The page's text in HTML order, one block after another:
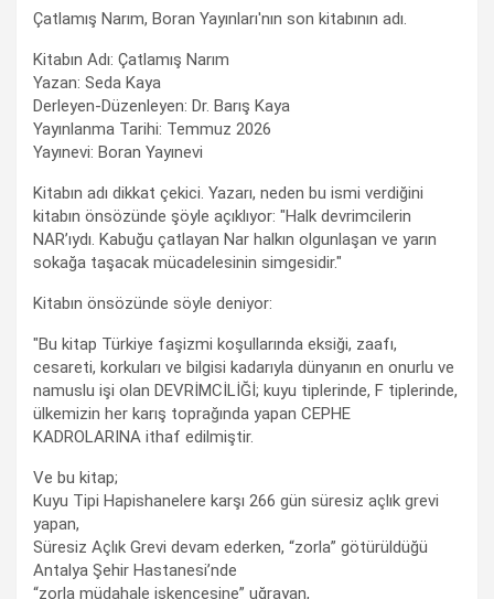
Çatlamış Narım, Boran Yayınları'nın son kitabının adı.
Kitabın Adı: Çatlamış Narım
Yazan: Seda Kaya
Derleyen-Düzenleyen: Dr. Barış Kaya
Yayınlanma Tarihi: Temmuz 2026
Yayınevi: Boran Yayınevi
Kitabın adı dikkat çekici. Yazarı, neden bu ismi verdiğini
kitabın önsözünde şöyle açıklıyor: "Halk devrimcilerin
NAR’ıydı. Kabuğu çatlayan Nar halkın olgunlaşan ve yarın
sokağa taşacak mücadelesinin simgesidir."
Kitabın önsözünde söyle deniyor:
"Bu kitap Türkiye faşizmi koşullarında eksiği, zaafı,
cesareti, korkuları ve bilgisi kadarıyla dünyanın en onurlu ve
namuslu işi olan DEVRİMCİLİĞİ; kuyu tiplerinde, F tiplerinde,
ülkemizin her karış toprağında yapan CEPHE
KADROLARINA ithaf edilmiştir.
Ve bu kitap;
Kuyu Tipi Hapishanelere karşı 266 gün süresiz açlık grevi
yapan,
Süresiz Açlık Grevi devam ederken, “zorla” götürüldüğü
Antalya Şehir Hastanesi’nde
“zorla müdahale işkencesine” uğrayan,